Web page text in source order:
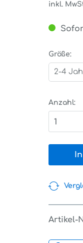
inkl.
Größe:
2-4
Anzahl:
1
Artikel-